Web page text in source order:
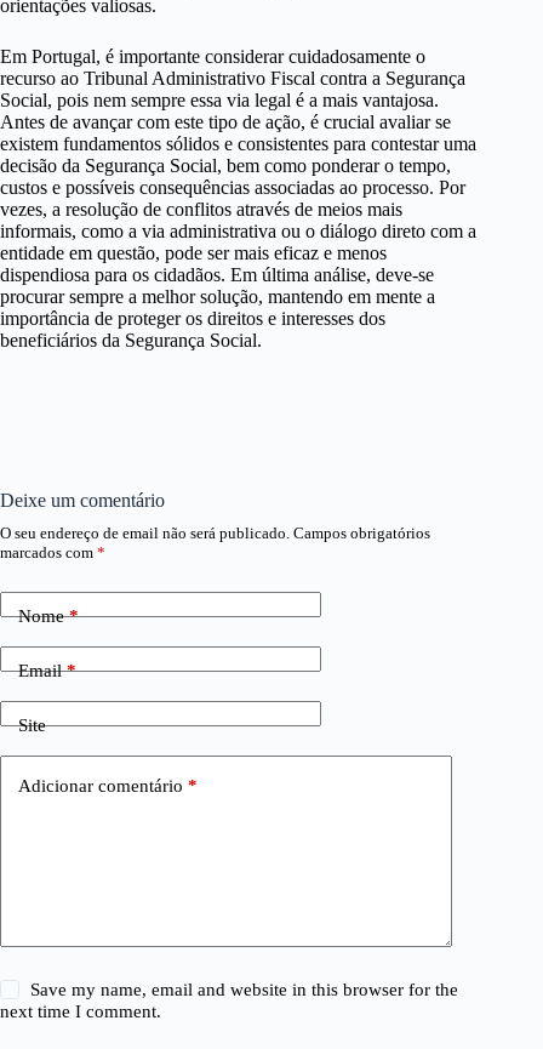
orientações valiosas.
Em Portugal, é importante considerar cuidadosamente o
recurso ao Tribunal Administrativo Fiscal contra a Segurança
Social, pois nem sempre essa via legal é a mais vantajosa.
Antes de avançar com este tipo de ação, é crucial avaliar se
existem fundamentos sólidos e consistentes para contestar uma
decisão da Segurança Social, bem como ponderar o tempo,
custos e possíveis consequências associadas ao processo. Por
vezes, a resolução de conflitos através de meios mais
informais, como a via administrativa ou o diálogo direto com a
entidade em questão, pode ser mais eficaz e menos
dispendiosa para os cidadãos. Em última análise, deve-se
procurar sempre a melhor solução, mantendo em mente a
importância de proteger os direitos e interesses dos
beneficiários da Segurança Social.
Deixe um comentário
O seu endereço de email não será publicado. Campos obrigatórios
marcados com *
Nome*
Email*
Site
Adicionar comentário *
Save my name, email and website in this browser for the
next time I comment.